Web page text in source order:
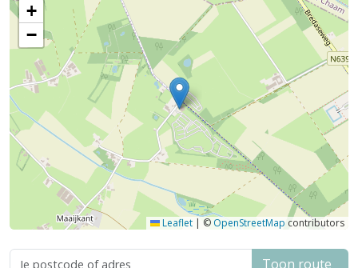
+
−
Leaflet | © OpenStreetMap contributors
Toon route